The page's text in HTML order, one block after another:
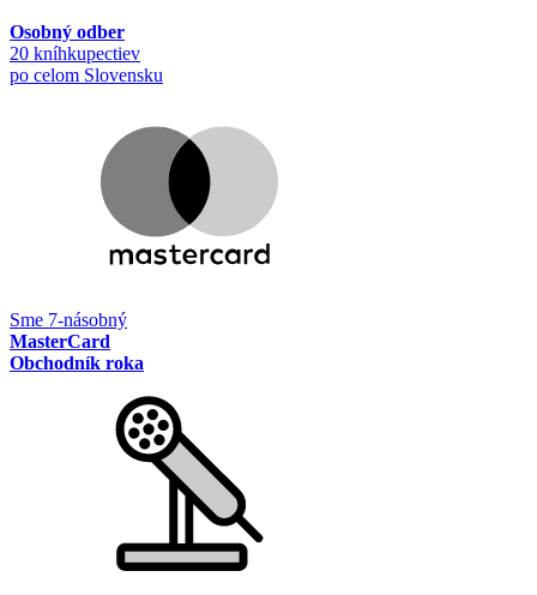
Osobný odber
20 kníhkupectiev
po celom Slovensku
Sme 7-násobný
MasterCard
Obchodník roka